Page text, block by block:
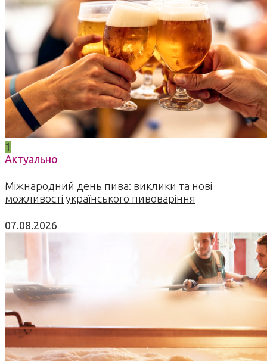
1
Актуально
Міжнародний день пива: виклики та нові
можливості українського пивоваріння
07.08.2026